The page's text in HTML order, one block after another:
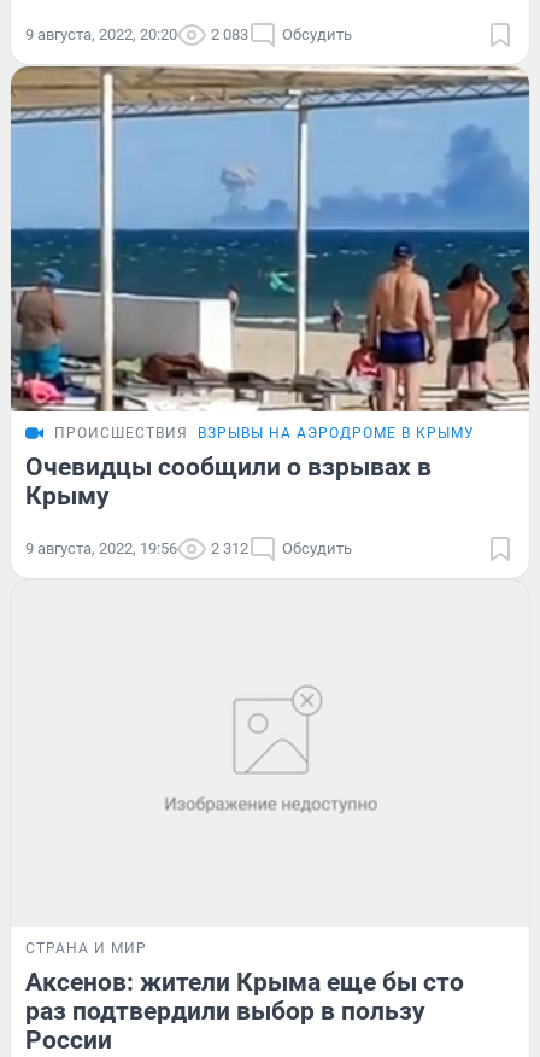
9 августа, 2022, 20:20 2 083 Обсудить
ПРОИСШЕСТВИЯ ВЗРЫВЫ НА АЭРОДРОМЕ В КРЫМУ
Очевидцы сообщили о взрывах в
Крыму
9 августа, 2022, 19:56 2 312 Обсудить
СТРАНА И МИР
Аксенов: жители Крыма еще бы сто
раз подтвердили выбор в пользу
России